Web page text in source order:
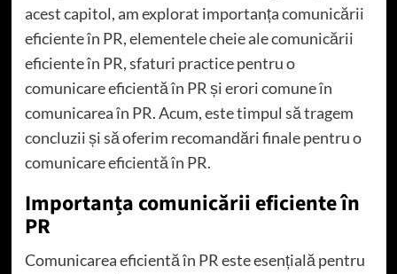
acest capitol, am explorat importanța comunicării
eficiente în PR, elementele cheie ale comunicării
eficiente în PR, sfaturi practice pentru o
comunicare eficientă în PR și erori comune în
comunicarea în PR. Acum, este timpul să tragem
concluzii și să oferim recomandări finale pentru o
comunicare eficientă în PR.
Importanța comunicării eficiente în
PR
Comunicarea eficientă în PR este esențială pentru